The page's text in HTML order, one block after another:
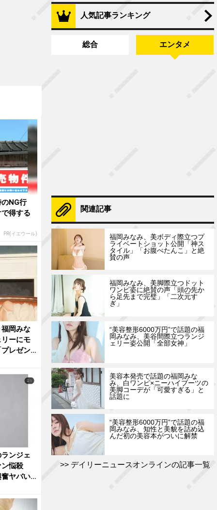
NG行
得する
PR(イエウール)
岡みな
ーにモ
レゼン
ンジェ
悩殺
ヤバい
人気記事ランキング
総合 エンタメ
関連記事
福岡みなみ、美ボディ際立つプ
ライベートショット公開「神ス
タイル」「お腹ぺたんこ」と絶
賛の声
福岡みなみ、美脚際立つドット
ワンピ姿に絶賛の声「頭の先か
ら足先まで完璧」「二次元す
ぎ」
“美容整形6000万円”で話題の福
岡みなみ、美谷間際立つランジ
ェリー姿公開「全部女神」
美容本発売で話題の福岡みな
み、白ワンピ×ニーハイブーツの
美脚コーデが「可愛すぎる」と
話題に
“美容整形6000万円”で話題の福
岡みなみ、知性と美貌を詰め込
んだ初の美容本がついに解禁
デイリーニュースオンラインの記事一覧